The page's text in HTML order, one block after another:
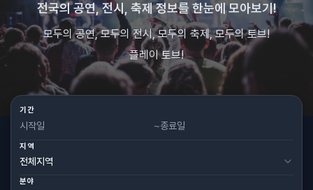
전국의 공연, 전시, 축제 정보를 한눈에 모아보기!
모두의 공연, 모두의 전시, 모두의 축제, 모두의 토브!
플레이 토브!
기간
~
지역
분야